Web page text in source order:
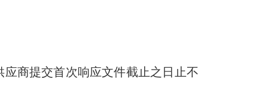
应商提交首次响应文件截止之日止不